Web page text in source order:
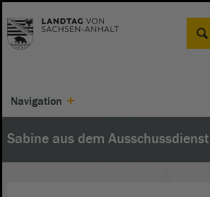
Suche
Navigation
Sabine aus dem Ausschussdienst